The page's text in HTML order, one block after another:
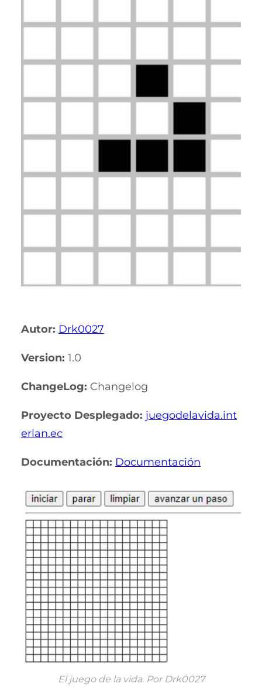
Autor: Drk0027
Version: 1.0
ChangeLog: Changelog
Proyecto Desplegado: juegodelavida.int
erlan.ec
Documentación: Documentación
El juego de la vida. Por Drk0027